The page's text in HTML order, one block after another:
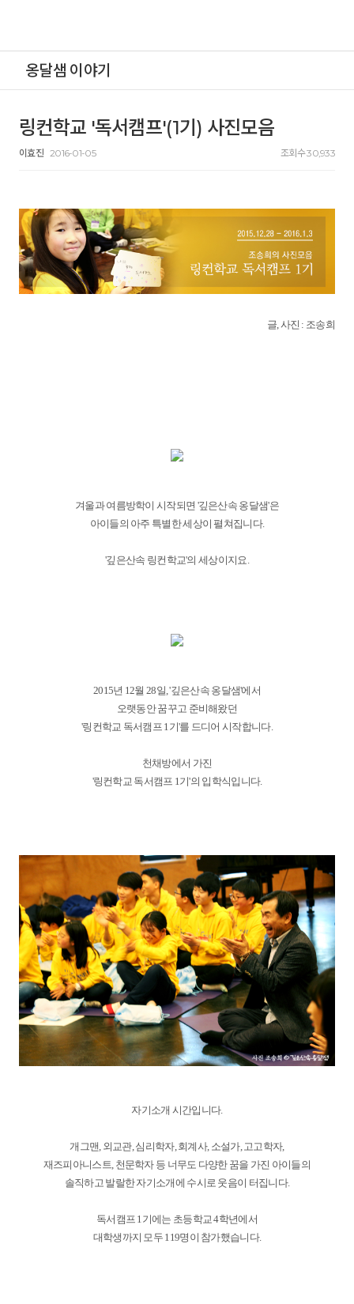
옹달샘 이야기
링컨학교 '독서캠프'(1기) 사진모음
이효진 2016-01-05 조회수 30,933
글, 사진 : 조송희
겨울과 여름방학이 시작되면 '깊은산속 옹달샘'은
아이들의 아주 특별한 세상이 펼쳐집니다.
'깊은산속 링컨학교'의 세상이지요.
2015년 12월 28일, '깊은산속 옹달샘'에서
오랫동안 꿈꾸고 준비해왔던
'링컨학교 독서캠프 1기'를 드디어 시작합니다.
천채방에서 가진
'링컨학교 독서캠프 1기'의 입학식입니다.
자기소개 시간입니다.
개그맨, 외교관, 심리학자, 회계사, 소설가, 고고학자,
재즈피아니스트, 천문학자 등 너무도 다양한 꿈을 가진 아이들의
솔직하고 발랄한 자기소개에 수시로 웃음이 터집니다.
독서캠프 1기에는 초등학교 4학년에서
대학생까지 모두 119명이 참가했습니다.